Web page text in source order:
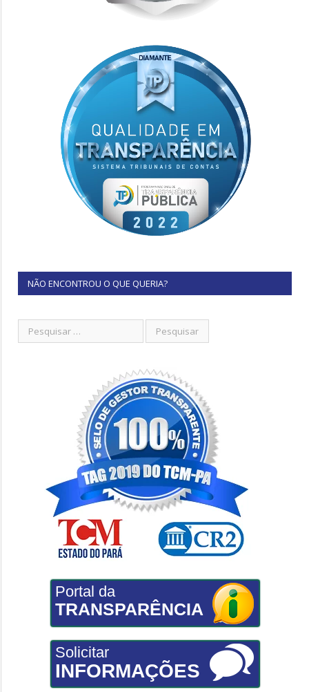
NÃO ENCONTROU O QUE QUERIA?
Portal da
TRANSPARÊNCIA
Solicitar
INFORMAÇÕES